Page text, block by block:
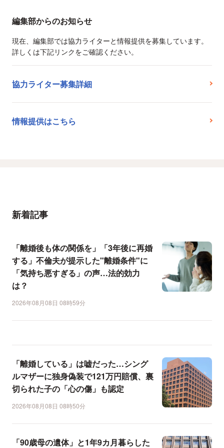
編集部からのお知らせ
現在、編集部では協力ライターと情報提供を募集しています。
詳しくは下記リンクをご確認ください。
協力ライター募集詳細
情報提供はこちら
新着記事
「離婚後も体の関係を」「3年後に再婚
する」不倫夫が提示した"離婚条件"に
「気持ち悪すぎる」の声…法的効力
は？
2026年08月08日 08時59分
「離婚している」は嘘だった…シング
ルマザーに独身偽装で121万円賠償、裏
切られた子の「心の傷」も認定
2026年08月08日 08時50分
「90歳母の遺体」と1年9カ月暮らした